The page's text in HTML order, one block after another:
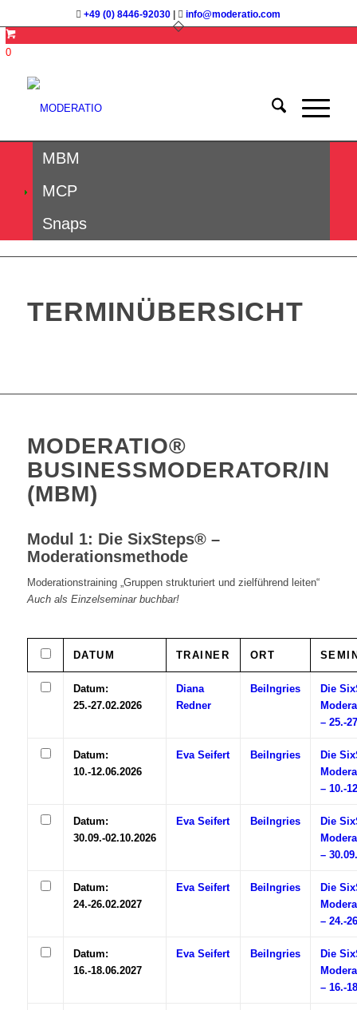
+49 (0) 8446-92030 info@moderatio.com
0
MBM
MCP
Snaps
TERMINÜBERSICHT
MODERATIO®
BUSINESSMODERATOR/IN
(MBM)
Modul 1: Die SixSteps® –
Moderationsmethode
Moderationstraining „Gruppen strukturiert und zielführend leiten“
Auch als Einzelseminar buchbar!
DATUM TRAINER ORT
Datum:
25.-27.02.2026
Diana
Redner
Beilngries
Die
– 25.-
Datum:
10.-12.06.2026
Eva Seifert Beilngries
Die
– 10.-
Datum:
30.09.-02.10.2026
Eva Seifert Beilngries
Die
–
Datum:
24.-26.02.2027
Eva Seifert Beilngries
Die
– 24.-
Datum:
16.-18.06.2027
Eva Seifert Beilngries
Die
– 16.-